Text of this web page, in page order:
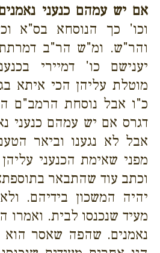
אם יש עמהם כנעני
וכו' כך הנוסחא בס"א
והר"ש. ומ"ש הר"ב
יענישם כו' דמיירי
מוטלת עליהן הכי איתא
כ"ו אבל נוסחת הרמב"ם
דגרס אם יש עמהם כנעני
אבל לא נגענו וביאר
מפני שאימת הכנעני
וכתב עוד שהתבאר
יהיה המשכון בידיהם.
מעיד שנכנסו לבית. ואמרו
נאמנים. שהפה שאסר